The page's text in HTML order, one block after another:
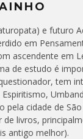
e futuro
em
ascendente em
de estudo é
tem
pela cidade de
de livros,
antigo melhor).